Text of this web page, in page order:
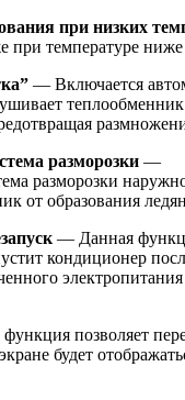
при низких
при температуре ниже
— Включается
разморозки —
разморозки
от образования
— Данная
кондиционер
электропитания
позволяет
будет